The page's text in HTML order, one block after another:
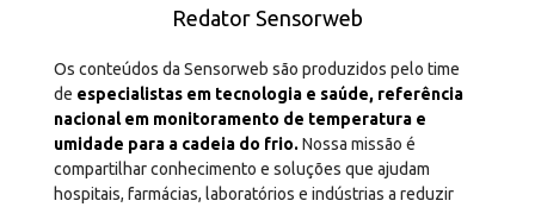
Redator Sensorweb
Os conteúdos da Sensorweb são produzidos pelo time
de especialistas em tecnologia e saúde, referência
nacional em monitoramento de temperatura e
umidade para a cadeia do frio. Nossa missão é
compartilhar conhecimento e soluções que ajudam
hospitais, farmácias, laboratórios e indústrias a reduzir